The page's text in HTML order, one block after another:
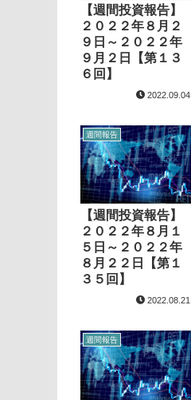
【週間投資報告】
２０２２年８月２
９日～２０２２年
９月２日【第１３
６回】
2022.09.04
週間報告
【週間投資報告】
２０２２年８月１
５日～２０２２年
８月２２日【第１
３５回】
2022.08.21
週間報告